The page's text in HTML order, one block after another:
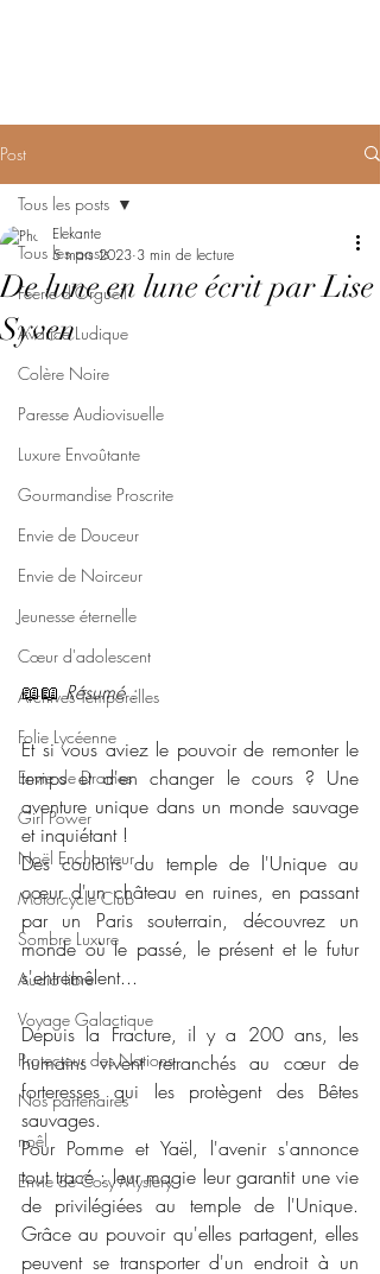
Post
Tous les posts
Féerie d'Orgueil
Avarice Ludique
Colère Noire
Paresse Audiovisuelle
Luxure Envoûtante
Gourmandise Proscrite
Envie de Douceur
Envie de Noirceur
Jeunesse éternelle
Cœur d'adolescent
Archives Temporelles
Folie Lycéenne
Envie de Drames
Girl Power
Noël Enchanteur
Motorcycle Club
Sombre Luxure
Audio libre
Voyage Galactique
Protecteur des Nations
Nos partenaires
noêl
Envie de Cosy Mystery
Tous les posts
De lune en lune écrit par Lise
Syven
Elekante
5 mars 2023 3 min de lecture
📖📖 Résumé :
Et si vous aviez le pouvoir de remonter le
temps et d'en changer le cours ? Une
aventure unique dans un monde sauvage
et inquiétant !
Des couloirs du temple de l'Unique au
cœur d'un château en ruines, en passant
par un Paris souterrain, découvrez un
monde où le passé, le présent et le futur
s'entremêlent...
Depuis la Fracture, il y a 200 ans, les
humains vivent retranchés au cœur de
forteresses qui les protègent des Bêtes
sauvages.
Pour Pomme et Yaël, l'avenir s'annonce
tout tracé : leur magie leur garantit une vie
de privilégiées au temple de l'Unique.
Grâce au pouvoir qu'elles partagent, elles
peuvent se transporter d'un endroit à un